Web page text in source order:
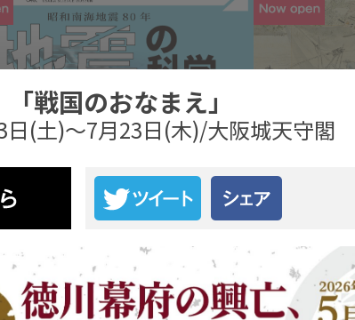
昭和南海地震80年 地震の科学 －記録
、科学が解く仕組みと備え－」
18日(土)～8月30日(日) / 大阪市立科学館
企画展「写す
2026年6月27日(
戦国のおなまえ」
日(土)～7月23日(木)/大阪城天守閣